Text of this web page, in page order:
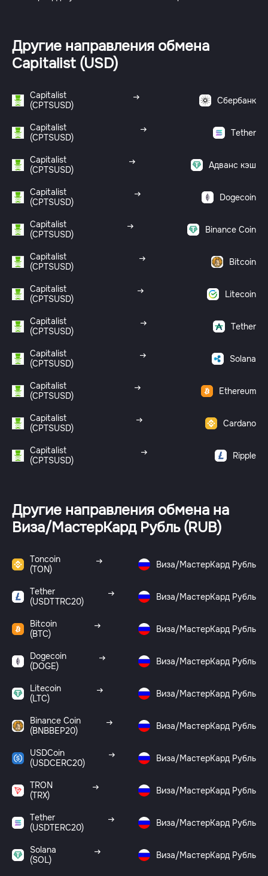
Другие направления обмена
Capitalist (USD)
Capitalist
(CPTSUSD)
Сбербанк
Capitalist
(CPTSUSD)
Tether
Capitalist
(CPTSUSD)
Адванс кэш
Capitalist
(CPTSUSD)
Dogecoin
Capitalist
(CPTSUSD)
Binance Coin
Capitalist
(CPTSUSD)
Bitcoin
Capitalist
(CPTSUSD)
Litecoin
Capitalist
(CPTSUSD)
Tether
Capitalist
(CPTSUSD)
Solana
Capitalist
(CPTSUSD)
Ethereum
Capitalist
(CPTSUSD)
Cardano
Capitalist
(CPTSUSD)
Ripple
Другие направления обмена на
Виза/МастерКард Рубль (RUB)
Toncoin
(TON)
Виза/МастерКард Рубль
Tether
(USDTTRC20)
Виза/МастерКард Рубль
Bitcoin
(BTC)
Виза/МастерКард Рубль
Dogecoin
(DOGE)
Виза/МастерКард Рубль
Litecoin
(LTC)
Виза/МастерКард Рубль
Binance Coin
(BNBBEP20)
Виза/МастерКард Рубль
USDCoin
(USDCERC20)
Виза/МастерКард Рубль
TRON
(TRX)
Виза/МастерКард Рубль
Tether
(USDTERC20)
Виза/МастерКард Рубль
Solana
(SOL)
Виза/МастерКард Рубль